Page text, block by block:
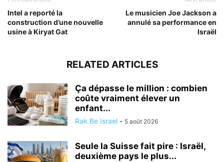
Intel a reporté la
construction d’une nouvelle
usine à Kiryat Gat
Le musicien Joe Jackson a
annulé sa performance en
Israël
RELATED ARTICLES
Ça dépasse le million : combien
coûte vraiment élever un
enfant...
Rak Be Israel - 5 août 2026
Seule la Suisse fait pire : Israël,
deuxième pays le plus...